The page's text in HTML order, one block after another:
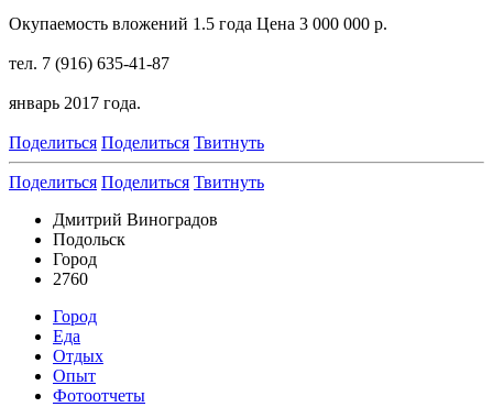
Окупаемость вложений 1.5 года Цена 3 000 000 р.
тел. 7 (916) 635-41-87
январь 2017 года.
Поделиться Поделиться Твитнуть
Поделиться Поделиться Твитнуть
Дмитрий Виноградов
Подольск
Город
2760
Город
Еда
Отдых
Опыт
Фотоотчеты